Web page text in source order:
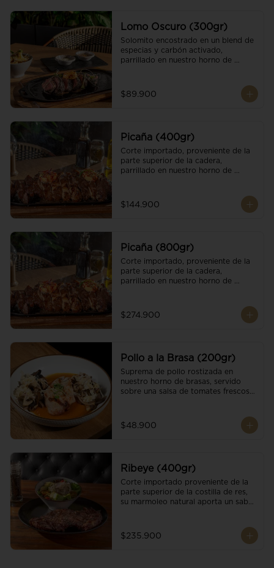
Lomo Oscuro (300gr)
Solomito encostrado en un blend de
especias y carbón activado,
parrillado en nuestro horno de
mantequilla de ajo y pimientos.
Acompañado de salsa criolla y una
$89.900
Picaña (400gr)
Corte importado, proveniente de la
parte superior de la cadera,
parrillado en nuestro horno de
Acompañado de salsa criolla de la
casa.
$144.900
Picaña (800gr)
Corte importado, proveniente de la
parte superior de la cadera,
parrillado en nuestro horno de
Acompañado de salsa criolla de la
casa.
$274.900
Pollo a la Brasa (200gr)
Suprema de pollo rostizada en
nuestro horno de brasas, servido
sobre una salsa de tomates frescos y
$48.900
Ribeye (400gr)
Corte importado proveniente de la
parte superior de la costilla de res,
su marmoleo natural aporta un sabor
con cristales de sal y mantequilla de
ajo y pimientos. Acompañado de una
$235.900